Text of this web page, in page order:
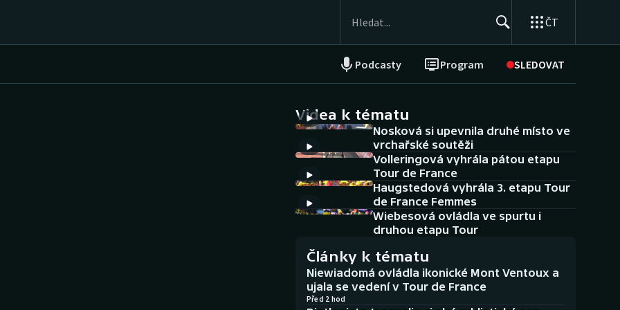
ČT
Podcasty Program SLEDOVAT
NEPŘEHLÉDNĚTE
Historické návraty
Aplikace ČT sport
AZ kvíz
Videa k tématu
Nosková si upevnila druhé místo ve
vrchařské soutěži
Volleringová vyhrála pátou etapu
Tour de France
Haugstedová vyhrála 3. etapu Tour
de France Femmes
Wiebesová ovládla ve spurtu i
druhou etapu Tour
Články k tématu
Niewiadomá ovládla ikonické Mont Ventoux a
ujala se vedení v Tour de France
Před 2 hod